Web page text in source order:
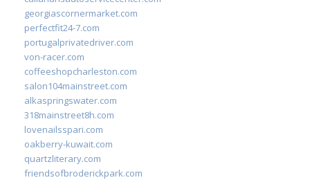
georgiascornermarket.com
perfectfit24-7.com
portugalprivatedriver.com
von-racer.com
coffeeshopcharleston.com
salon104mainstreet.com
alkaspringswater.com
318mainstreet8h.com
lovenailsspari.com
oakberry-kuwait.com
quartzliterary.com
friendsofbroderickpark.com